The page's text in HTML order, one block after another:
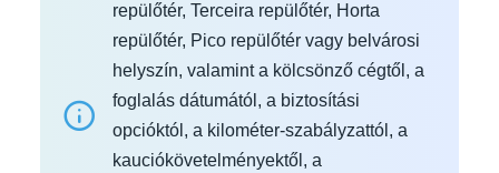
repülőtér, Terceira repülőtér, Horta
repülőtér, Pico repülőtér vagy belvárosi
helyszín, valamint a kölcsönző cégtől, a
foglalás dátumától, a biztosítási
opcióktól, a kilométer-szabályzattól, a
kauciókövetelményektől, a